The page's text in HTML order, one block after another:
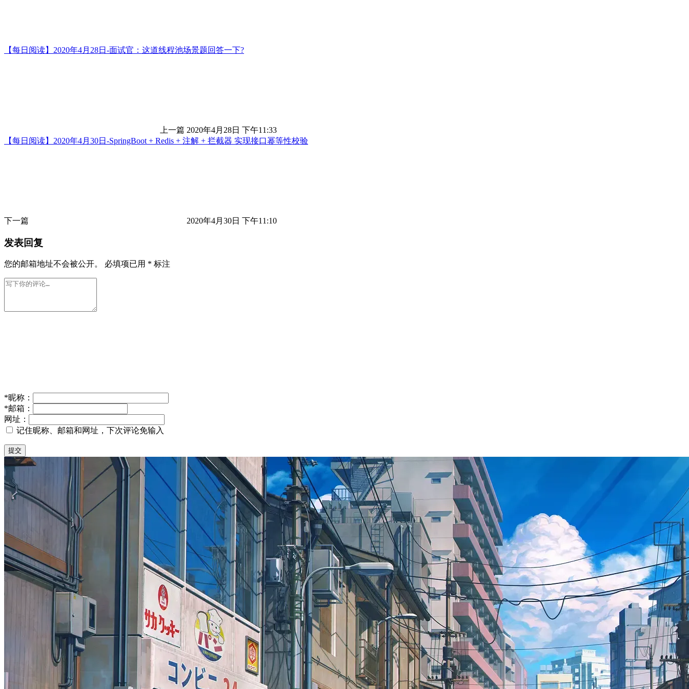
【每日阅读】2020年4月28日-面试官：这道线程池场景题回答一下?
上一篇 2020年4月28日 下午11:33
【每日阅读】2020年4月30日-SpringBoot + Redis + 注解 + 拦截器 实现接口幂等性校验
下一篇 2020年4月30日 下午11:10
发表回复
您的邮箱地址不会被公开。 必填项已用 * 标注
*昵称：
*邮箱：
网址：
记住昵称、邮箱和网址，下次评论免输入
提交